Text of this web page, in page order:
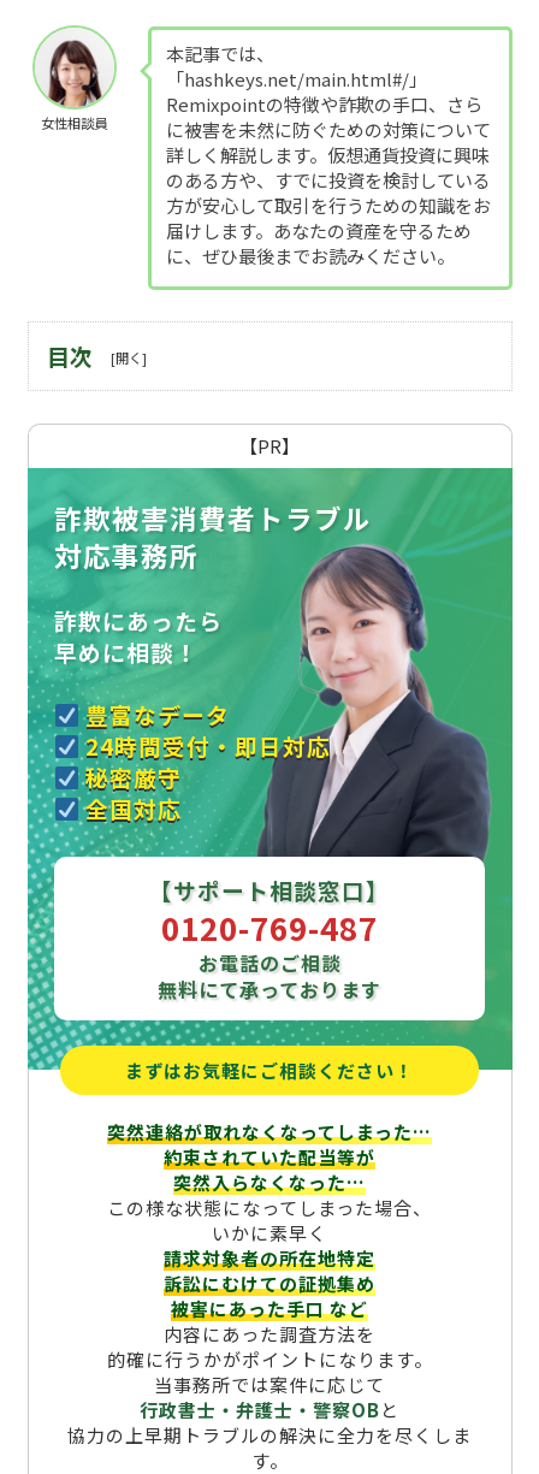
女性相談員
本記事では、
「hashkeys.net/main.html#/」
Remixpointの特徴や詐欺の手口、さら
に被害を未然に防ぐための対策について
詳しく解説します。仮想通貨投資に興味
のある方や、すでに投資を検討している
方が安心して取引を行うための知識をお
届けします。あなたの資産を守るため
に、ぜひ最後までお読みください。
目次
【PR】
詐欺被害消費者トラブル
対応事務所
詐欺にあったら
早めに相談！
豊富なデータ
24時間受付・即日対応
秘密厳守
全国対応
【サポート相談窓口】
0120-769-487
お電話のご相談
無料にて承っております
まずはお気軽にご相談ください！
突然連絡が取れなくなってしまった…
約束されていた配当等が
突然入らなくなった…
この様な状態になってしまった場合、
いかに素早く
請求対象者の所在地特定
訴訟にむけての証拠集め
被害にあった手口など
内容にあった調査方法を
的確に行うかがポイントになります。
当事務所では案件に応じて
行政書士・弁護士・警察OBと
協力の上早期トラブルの解決に全力を尽くしま
す。